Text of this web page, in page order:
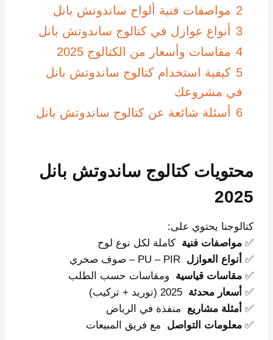
2 مواصفات فنية ألواح ساندوتش بانل
3
أنواع عوازل في كتالوج ساندوتش بانل
4 مقاسات وأسعار من الكتالوج 2025
5 كيفية استخدام كتالوج ساندوتش بانل
في مشروعك
6
أسئلة شائعة عن كتالوج ساندوتش بانل
محتويات كتالوج ساندوتش بانل
2025
كتالوجنا يحتوي على:
✅ مواصفات فنية كاملة لكل نوع لوح
✅ أنواع العوازل
✅ مقاسات قياسية
ومقاسات حسب الطلب
✅ أسعار محدثة
✅ أمثلة مشاريع
منفذة في الرياض
✅ معلومات التواصل مع فريق المبيعات